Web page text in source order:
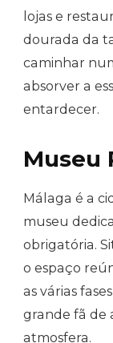
lojas e
dourada da
caminhar
absorver a
entardecer.
Museu
Málaga é a
museu
obrigatória.
o espaço
as várias
grande fã de
atmosfera.